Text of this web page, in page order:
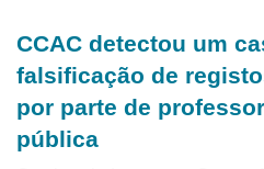
CCAC detectou um
falsificação de
por parte de
pública